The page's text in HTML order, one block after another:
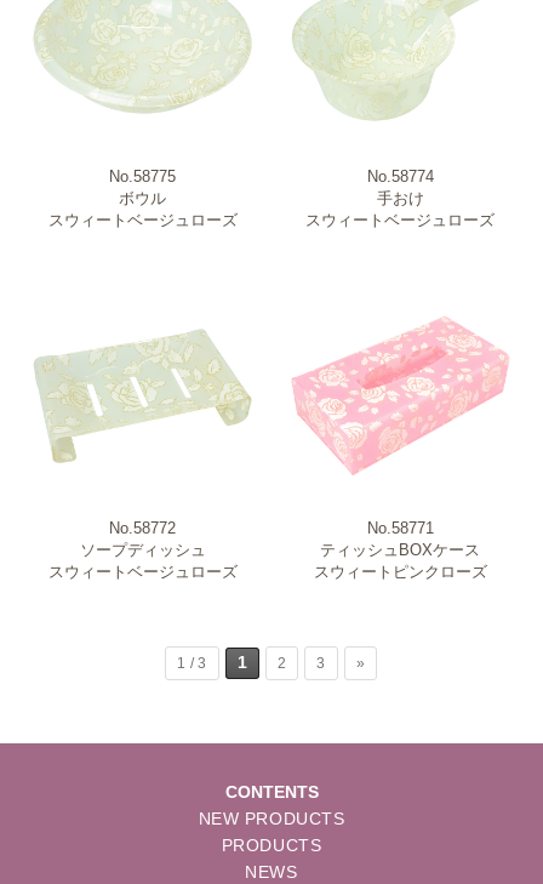
No.58775
ボウル
スウィートベージュローズ
No.58774
手おけ
スウィートベージュローズ
No.58772
ソープディッシュ
スウィートベージュローズ
No.58771
ティッシュBOXケース
スウィートピンクローズ
1 / 3 1 2 3 »
CONTENTS
NEW PRODUCTS
PRODUCTS
NEWS